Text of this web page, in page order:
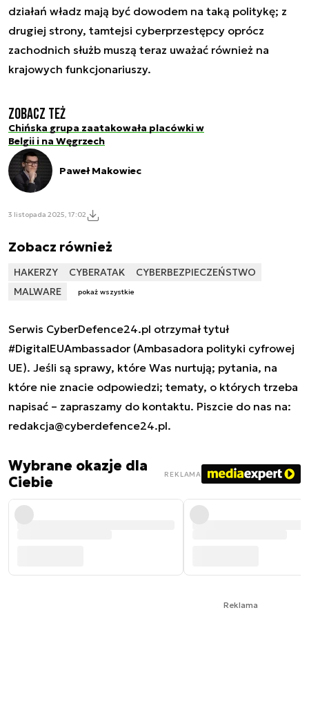
działań władz mają być dowodem na taką politykę; z
drugiej strony, tamtejsi cyberprzestępcy oprócz
zachodnich służb muszą teraz uważać również na
krajowych funkcjonariuszy.
Zobacz też
Chińska grupa zaatakowała placówki w
Belgii i na Węgrzech
Paweł Makowiec
3 listopada 2025, 17:02
Zobacz również
HAKERZY CYBERATAK
CYBERBEZPIECZEŃSTWO
MALWARE
pokaż wszystkie
Serwis CyberDefence24.pl otrzymał tytuł
#DigitalEUAmbassador (Ambasadora polityki cyfrowej
UE). Jeśli są sprawy, które Was nurtują; pytania, na
które nie znacie odpowiedzi; tematy, o których trzeba
napisać – zapraszamy do kontaktu. Piszcie do nas na:
redakcja@cyberdefence24.pl.
Wybrane okazje dla
Ciebie
REKLAMA
Reklama